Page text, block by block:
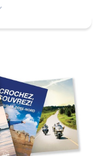
avec un
pêche à la
lacs
et vous
que
peuvent y
préféré au
sauvage et
offre un choix
à explorer.